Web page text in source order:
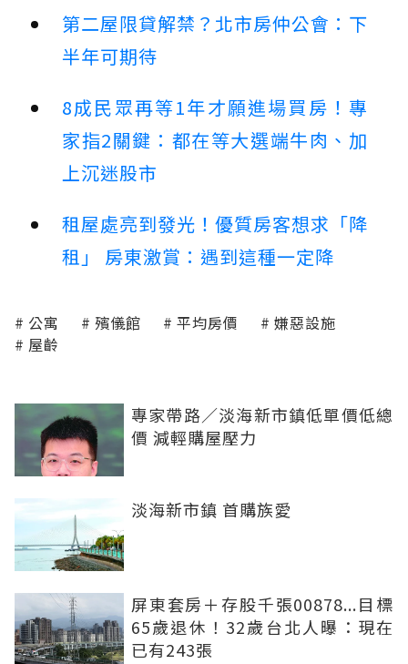
第二屋限貸解禁？北市房仲公會：下
半年可期待
8成民眾再等1年才願進場買房！專
家指2關鍵：都在等大選端牛肉、加
上沉迷股市
租屋處亮到發光！優質房客想求「降
租」 房東激賞：遇到這種一定降
公寓 殯儀館 平均房價
嫌惡設施
屋齡
專家帶路／淡海新市鎮低單價低總
價 減輕購屋壓力
淡海新市鎮 首購族愛
屏東套房＋存股千張00878...目標
65歲退休！32歲台北人曝：現在
已有243張